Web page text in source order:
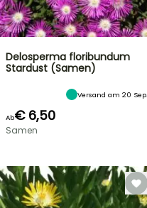
Delosperma floribundum
Stardust (Samen)
Versand am 20 Sep.
Ab€ 6,50
Samen